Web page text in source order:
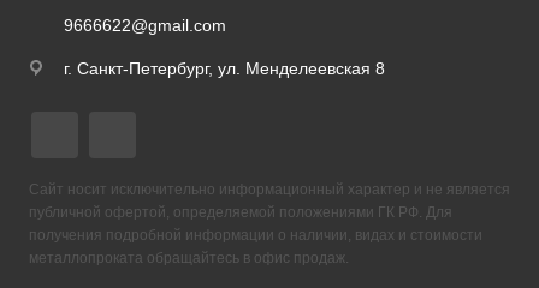
9666622@gmail.com
г. Санкт-Петербург, ул. Менделеевская 8
Сайт носит исключительно информационный характер и не является
публичной офертой, определяемой положениями ГК РФ. Для
получения подробной информации о наличии, видах и стоимости
металлопроката обращайтесь в офис продаж.